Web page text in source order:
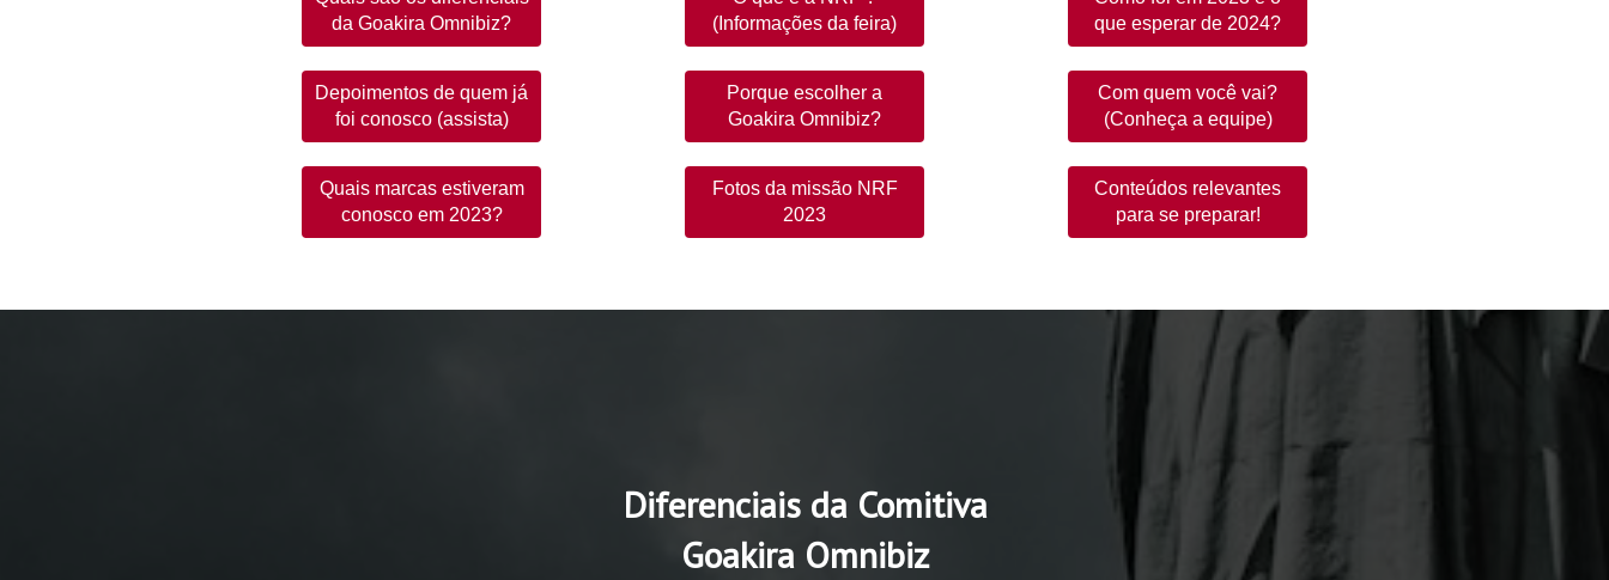
da Goakira Omnibiz?
(Informações da feira)
que esperar de 2024?
Depoimentos de quem já
foi conosco (assista)
Porque escolher a
Goakira Omnibiz?
Com quem você vai?
(Conheça a equipe)
Quais marcas estiveram
conosco em 2023?
Fotos da missão NRF
2023
Conteúdos relevantes
para se preparar!
Diferenciais da Comitiva
Goakira Omnibiz